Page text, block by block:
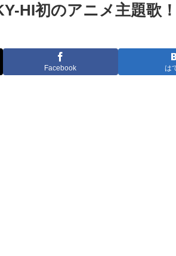
HI初のアニメ主題歌
Facebook は